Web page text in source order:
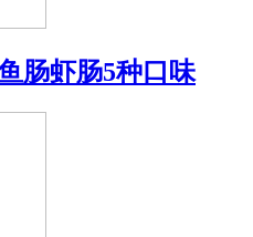
肠虾肠5种口味